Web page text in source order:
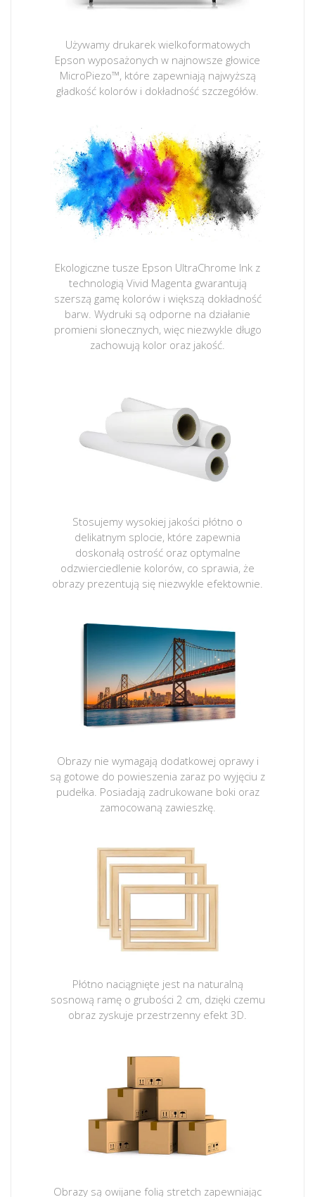
Używamy drukarek wielkoformatowych
Epson wyposażonych w najnowsze głowice
MicroPiezo™, które zapewniają najwyższą
gładkość kolorów i dokładność szczegółów.
Ekologiczne tusze Epson UltraChrome Ink z
technologią Vivid Magenta gwarantują
szerszą gamę kolorów i większą dokładność
barw. Wydruki są odporne na działanie
promieni słonecznych, więc niezwykle długo
zachowują kolor oraz jakość.
Stosujemy wysokiej jakości płótno o
delikatnym splocie, które zapewnia
doskonałą ostrość oraz optymalne
odzwierciedlenie kolorów, co sprawia, że
obrazy prezentują się niezwykle efektownie.
Obrazy nie wymagają dodatkowej oprawy i
są gotowe do powieszenia zaraz po wyjęciu z
pudełka. Posiadają zadrukowane boki oraz
zamocowaną zawieszkę.
Płótno naciągnięte jest na naturalną
sosnową ramę o grubości 2 cm, dzięki czemu
obraz zyskuje przestrzenny efekt 3D.
Obrazy są owijane folią stretch zapewniając